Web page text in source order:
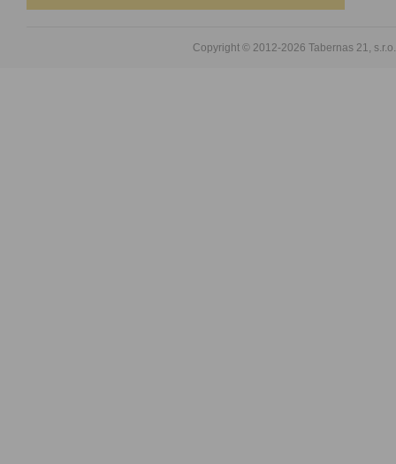
Copyright © 2012-2026 Tabernas 21, s.r.o.